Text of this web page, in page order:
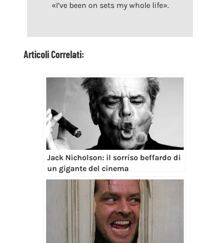
«I’ve been on sets my whole life».
Articoli Correlati:
Jack Nicholson: il sorriso beffardo di
un gigante del cinema